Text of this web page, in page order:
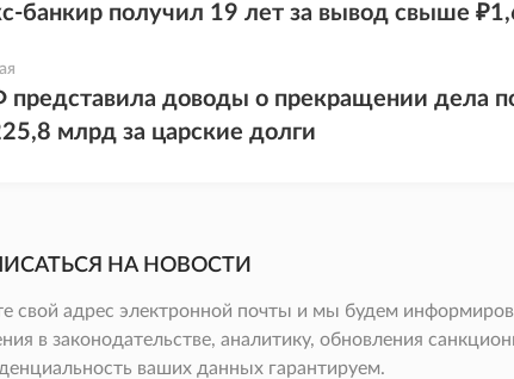
банкир получил 19 лет за вывод свыше
представила доводы о прекращении дела
млрд за царские долги
НА НОВОСТИ
свой адрес электронной почты и мы будем
в законодательстве, аналитику, обновления
ваших данных гарантируем.